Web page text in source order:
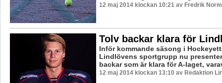
12 maj 2014 klockan 10:21 av Fredrik
Tolv backar klara för
Inför kommande säsong i
Lindlövens sportgrupp nu
backar som är klara för A-laget,
12 maj 2014 klockan 13:10 av Redaktion